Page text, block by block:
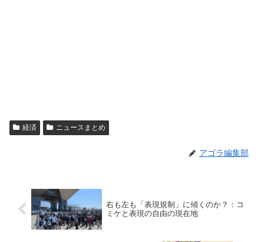
経済 ニュースまとめ
アゴラ編集部
右も左も「表現規制」に傾くのか？：コ
ミケと表現の自由の現在地